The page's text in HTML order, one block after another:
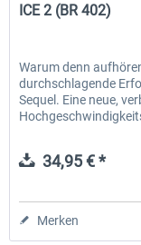
ICE 2 (BR 402)
Warum denn
durchschlagende
Sequel. Eine neue,
34,95 € *
Merken